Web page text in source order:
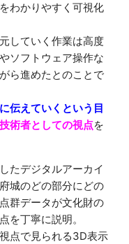
わかりやすく可視化
していく作業は高度
ソフトウェア操作な
ら進めたとのことで
伝えていくという目
技術者としての視点を
たデジタルアーカイ
城のどの部分にどの
群データが文化財の
を丁寧に説明。
点で見られる3D表示